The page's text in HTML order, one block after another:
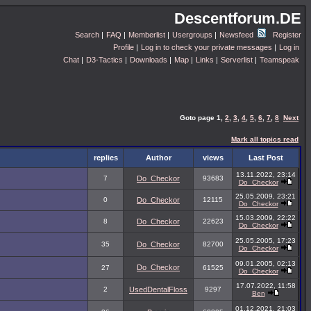
Descentforum.DE
Search | FAQ | Memberlist | Usergroups | Newsfeed
Register
Profile | Log in to check your private messages | Log in
Chat | D3-Tactics | Downloads | Map | Links | Serverlist | Teamspeak
Goto page 1 2 3 4 5 6 7 8 Next
Mark all topics read
replies Author views Last Post
7 Do_Checkor 93683
13.11.2022, 23:14
Do_Checkor
0 Do_Checkor 12115
25.05.2009, 23:21
Do_Checkor
8 Do_Checkor 22623
15.03.2009, 22:22
Do_Checkor
35 Do_Checkor 82700
25.05.2005, 17:23
Do_Checkor
27 Do_Checkor 61525
09.01.2005, 02:13
Do_Checkor
2 UsedDentalFloss 9297
17.07.2022, 11:58
Ben
01.12.2021, 21:03